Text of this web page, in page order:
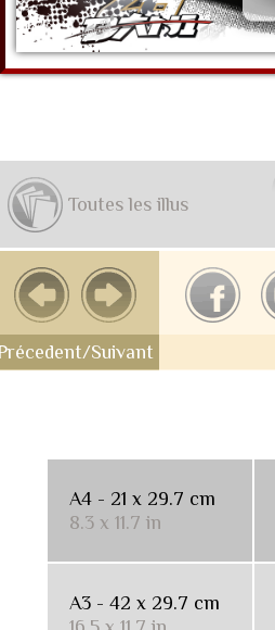
Toutes les illus
Suivant
A4 - 21 x 29.7 cm
8.3 x 11.7 in
A3 - 42 x 29.7 cm